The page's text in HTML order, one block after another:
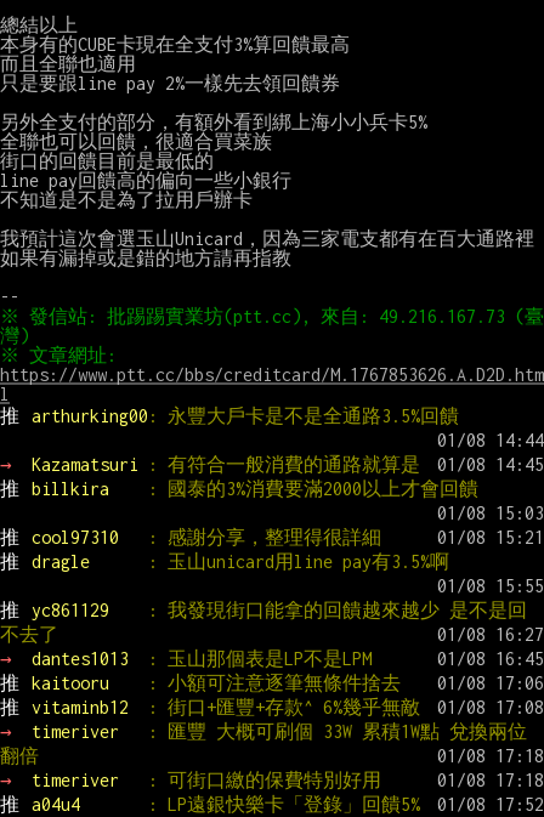
總結以上
本身有的CUBE卡現在全支付3%算回饋最高
而且全聯也適用
只是要跟line pay 2%一樣先去領回饋券
另外全支付的部分，有額外看到綁上海小小兵卡5%
全聯也可以回饋，很適合買菜族
街口的回饋目前是最低的
line pay回饋高的偏向一些小銀行
不知道是不是為了拉用戶辦卡
我預計這次會選玉山Unicard，因為三家電支都有在百大通路裡
如果有漏掉或是錯的地方請再指教
※ 發信站: 批踢踢實業坊(ptt.cc), 來自: 49.216.167.73 (臺
https://www.ptt.cc/bbs/creditcard/M.1767853626.A.D2D.htm
l
推
arthurking00 : 永豐大戶卡是不是全通路3.5%回饋
→ Kazamatsuri
: 有符合一般消費的通路就算是
推
billkira : 國泰的3%消費要滿2000以上才會回饋
推 cool97310
: 感謝分享，整理得很詳細
推
dragle : 玉山unicard用line pay有3.5%啊
推 yc861129
: 我發現街口能拿的回饋越來越少 是不是回
不去了
→
dantes1013
: 玉山那個表是LP不是LPM
推
kaitooru
: 小額可注意逐筆無條件捨去
推
vitaminb12
: 街口+匯豐+存款^ 6%幾乎無敵
→
timeriver
: 匯豐 大概可刷個 33W 累積1W點 兌換兩位
翻倍
→
timeriver
: 可街口繳的保費特別好用
推
a04u4
: LP遠銀快樂卡「登錄」回饋5%